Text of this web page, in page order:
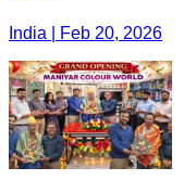
India | Feb 20, 2026